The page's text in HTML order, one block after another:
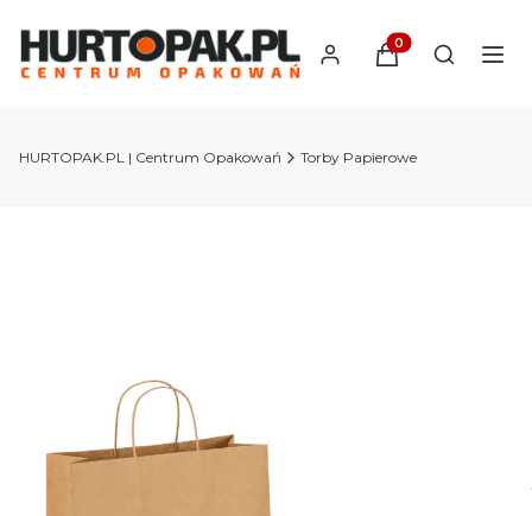
Produkty w
Otwórz
HURTOPAK.PL | Centrum Opakowań Torby Papierowe